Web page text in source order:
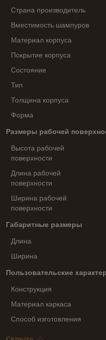
Страна производитель
Вместимость шампуров
Материал корпуса
Покрытие корпуса
Состояние
Тип
Толщина корпуса
Форма
Размеры рабочей
Высота рабочей
поверхности
Длина рабочей
поверхности
Ширина рабочей
поверхности
Габаритные размеры
Длина
Ширина
Пользовательские
Конструкция
Материал каркаса
Способ изготовления